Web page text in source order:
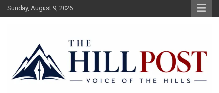
Skip
to
Sunday, August 9, 2026